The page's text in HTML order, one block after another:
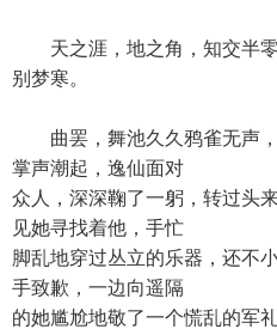
天之涯，地之角，知交半零
别梦寒。
曲罢，舞池久久鸦雀无声，
掌声潮起，逸仙面对
众人，深深鞠了一躬，转过头
见她寻找着他，手忙
脚乱地穿过丛立的乐器，还不
手致歉，一边向遥隔
的她尴尬地敬了一个慌乱的